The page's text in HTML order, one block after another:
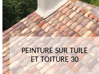
PEINTURE SUR TUILE
ET TOITURE 30